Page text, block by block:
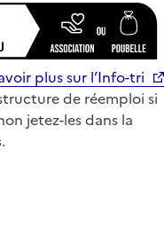
plus sur l’Info-tri
de réemploi si
jetez-les dans la